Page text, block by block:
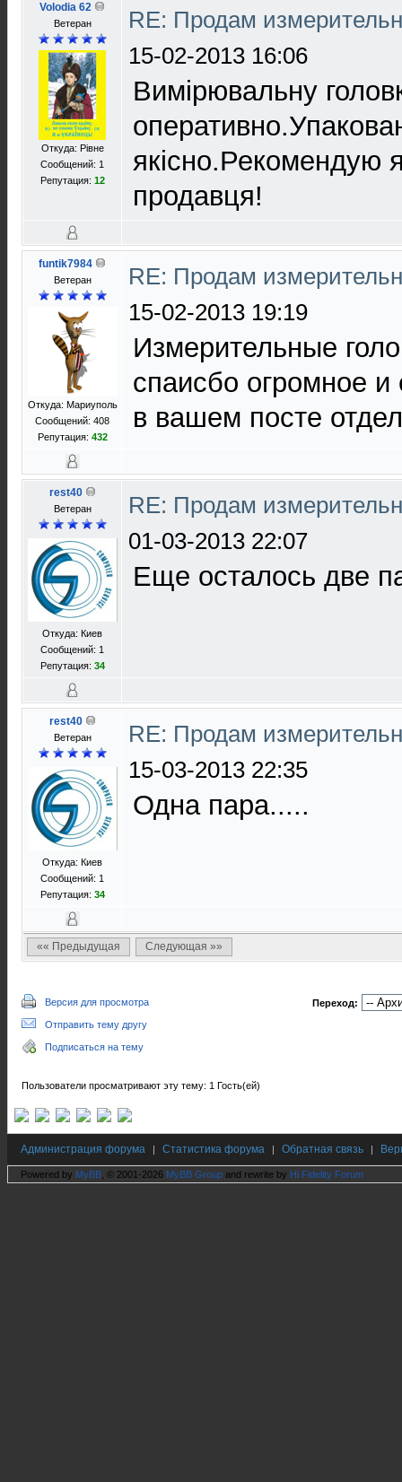
Volodia 62
Ветеран
Откуда: Рівне
Сообщений: 1
Репутация: 12
RE: Продам
15-02-2013 16:06
Вимірювальну
якісно.Рекомендую
продавця!
funtik7984
Ветеран
Откуда: Мариуполь
Сообщений: 408
Репутация: 432
RE: Продам
15-02-2013 19:19
Измерительные
спаисбо огромное
в вашем посте
rest40
Ветеран
Откуда: Киев
Сообщений: 1
Репутация: 34
RE: Продам
01-03-2013 22:07
Еще осталось две
rest40
Ветеран
Откуда: Киев
Сообщений: 1
Репутация: 34
RE: Продам
15-03-2013 22:35
Одна пара.....
«« Предыдущая Следующая »»
Версия для просмотра
Отправить тему другу
Подписаться на тему
Переход:
Пользователи просматривают эту тему: 1 Гость(ей)
Администрация форума | Статистика форума | Обратная связь |
Powered by MyBB , © 2001-2026 MyBB Group and rewrite by Hi Fidelity Forum